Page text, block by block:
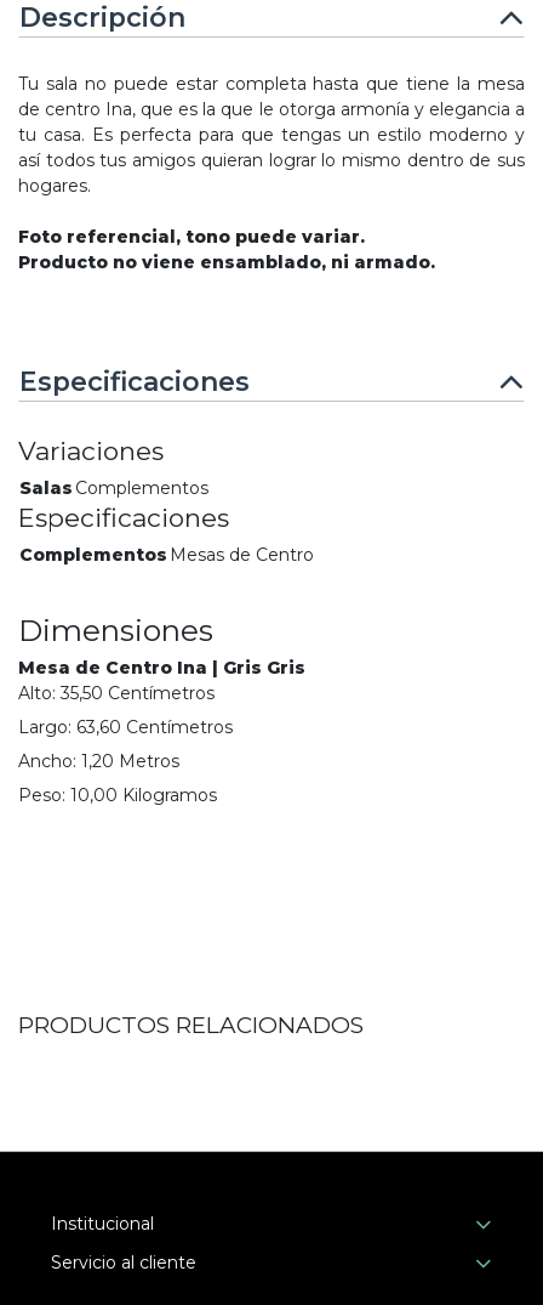
Descripción
Tu sala no puede estar completa hasta que tiene la mesa
de centro Ina, que es la que le otorga armonía y elegancia a
tu casa. Es perfecta para que tengas un estilo moderno y
así todos tus amigos quieran lograr lo mismo dentro de sus
hogares.
Foto referencial, tono puede variar.
Producto no viene ensamblado, ni armado.
Especificaciones
Variaciones
Salas Complementos
Especificaciones
Complementos Mesas de Centro
Dimensiones
Mesa de Centro Ina | Gris Gris
Alto:35,50 Centímetros
Largo: 63,60 Centímetros
Ancho: 1,20 Metros
Peso: 10,00 Kilogramos
PRODUCTOS RELACIONADOS
Institucional
Servicio al cliente